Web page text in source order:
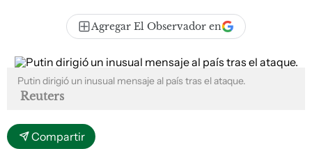
Agregar El Observador en
Putin dirigió un inusual mensaje al país tras el ataque.
Reuters
Compartir